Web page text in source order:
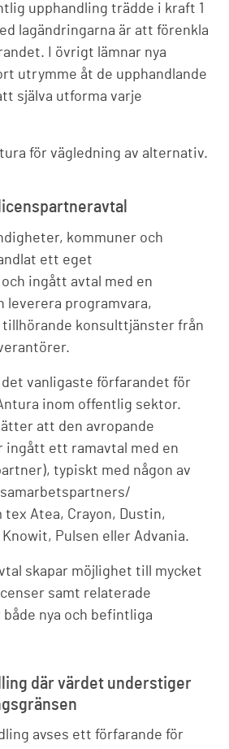
upphandling trädde i kraft 1
lagändringarna är att förenkla
I övrigt lämnar nya
utrymme åt de upphandlande
själva utforma varje
för vägledning av alternativ.
kommuner och
ett eget
ingått avtal med en
leverera programvara,
konsulttjänster från
vanligaste förfarandet för
inom offentlig sektor.
att den avropande
ingått ett ramavtal med en
typiskt med någon av
Atea, Crayon, Dustin,
Pulsen eller Advania.
skapar möjlighet till mycket
samt relaterade
nya och befintliga
där värdet understiger
avses ett förfarande för